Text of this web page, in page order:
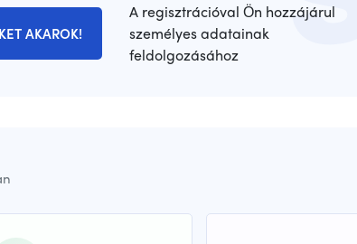
AKAROK!
A regisztrációval Ön hozzájárul
személyes adatainak
feldolgozásához